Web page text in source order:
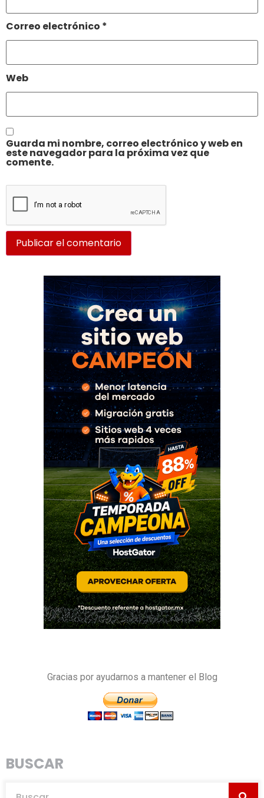
Correo electrónico *
Web
Guarda mi nombre, correo electrónico y web en
este navegador para la próxima vez que
comente.
Gracias por ayudarnos a mantener el Blog
BUSCAR